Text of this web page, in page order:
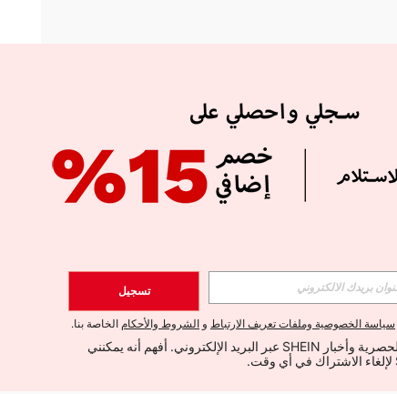
الإشتراك
اشتراك
تسجيل
سياسة الخصوصية وملفات تعريف الارتباط و الشروط والأحكام الخاصة بنا.
أود تلقي العروض الحصرية وأخبار SHEIN عبر البريد الإلكتروني. أفهم أنه يمكنني